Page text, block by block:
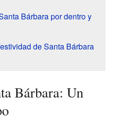
Bárbara por dentro y
de Santa Bárbara
Bárbara: Un